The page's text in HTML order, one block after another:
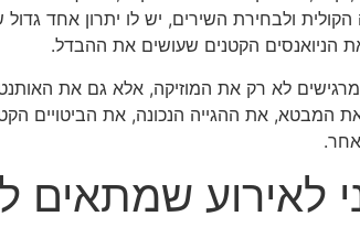
ולבחירת השירים, יש לו יתרון אחד
הניואנסים הקטנים שעושים את ההבדל.
לא רק את המוזיקה, אלא גם את
המבטא, את ההגייה הנכונה, את הביטויים
לאירוע שמתאים